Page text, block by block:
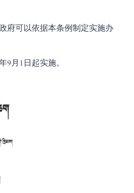
府可以依据本条例制定实施办
9月1日起实施。